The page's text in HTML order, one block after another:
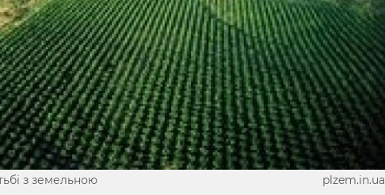
plzem.in.ua
з земельною